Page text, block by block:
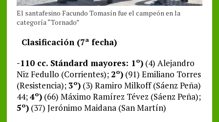
El santafesino Facundo Tomasín fue el campeón en la
categoría “Tornado”
Clasificación (7ª fecha)
-110 cc. Stándard mayores: 1º)(4) Alejandro
Niz Fedullo (Corrientes); 2º)(91) Emiliano Torres
(Resistencia);3º)(3) Ramiro Milkoff (Sáenz Peña)
44;4º)(66) Máximo Ramírez Tévez (Sáenz Peña);
5º)(37) Jerónimo Maidana (San Martín)